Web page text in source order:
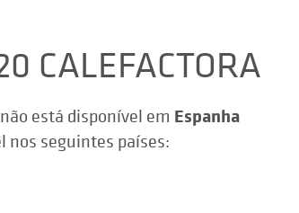
CALEFACTORA
está disponível em Espanha
nos seguintes países: